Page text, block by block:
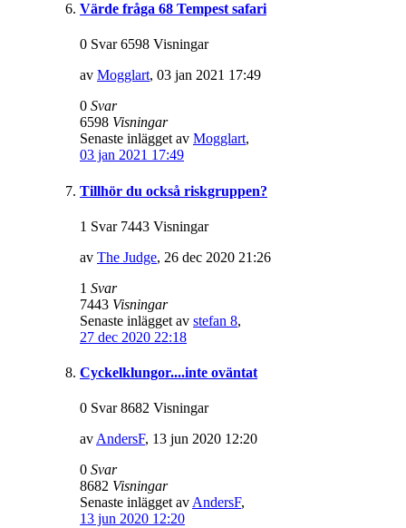
Värde fråga 68 Tempest safari
0 Svar 6598 Visningar
av Mogglart, 03 jan 2021 17:49
0 Svar
6598 Visningar
Senaste inlägget av Mogglart,
03 jan 2021 17:49
Tillhör du också riskgruppen?
1 Svar 7443 Visningar
av The Judge, 26 dec 2020 21:26
1 Svar
7443 Visningar
Senaste inlägget av stefan 8,
27 dec 2020 22:18
Cyckelklungor....inte oväntat
0 Svar 8682 Visningar
av AndersF, 13 jun 2020 12:20
0 Svar
8682 Visningar
Senaste inlägget av AndersF,
13 jun 2020 12:20